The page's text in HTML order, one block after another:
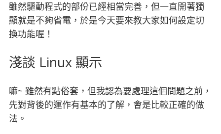
雖然驅動程式的部份已經相當完善，但一直開著獨
顯就是不夠省電，於是今天要來教大家如何設定切
換功能喔！
淺談 Linux 顯示
嘛~ 雖然有點俗套，但我認為要處理這個問題之前，
先對背後的運作有基本的了解，會是比較正確的做
法。